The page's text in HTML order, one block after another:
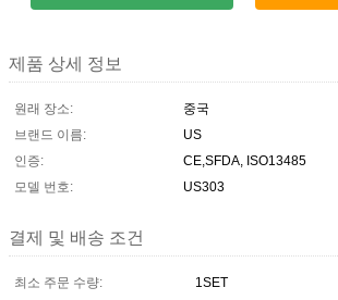
제품 상세 정보
원래 장소:
중국
브랜드 이름:
US
인증:
CE,SFDA, ISO13485
모델 번호:
US303
결제 및 배송 조건
최소 주문 수량:
1SET